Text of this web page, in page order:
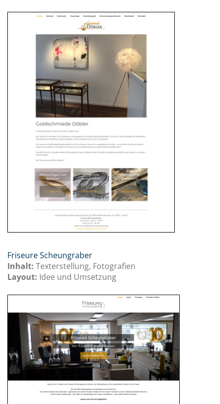
Friseure Scheungraber
Inhalt: Texterstellung, Fotografien
Layout: Idee und Umsetzung